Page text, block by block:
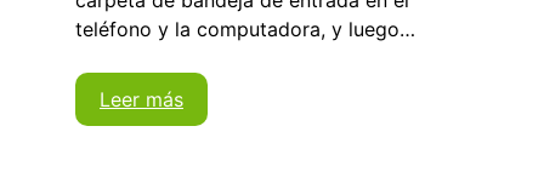
teléfono y la computadora, y luego…
Leer más